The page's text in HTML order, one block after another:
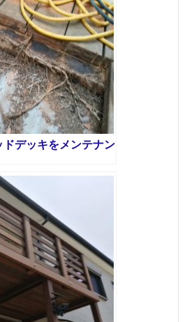
デッキをメンテナン